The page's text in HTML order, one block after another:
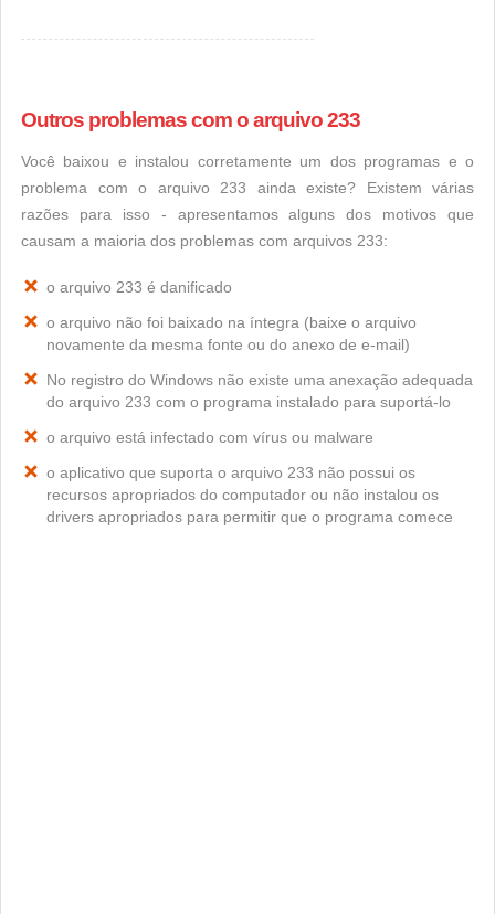
Outros problemas com o arquivo 233
Você baixou e instalou corretamente um dos programas e o
problema com o arquivo 233 ainda existe? Existem várias
razões para isso - apresentamos alguns dos motivos que
causam a maioria dos problemas com arquivos 233:
o arquivo 233 é danificado
o arquivo não foi baixado na íntegra (baixe o arquivo
novamente da mesma fonte ou do anexo de e-mail)
No registro do Windows não existe uma anexação adequada
do arquivo 233 com o programa instalado para suportá-lo
o arquivo está infectado com vírus ou malware
o aplicativo que suporta o arquivo 233 não possui os
recursos apropriados do computador ou não instalou os
drivers apropriados para permitir que o programa comece